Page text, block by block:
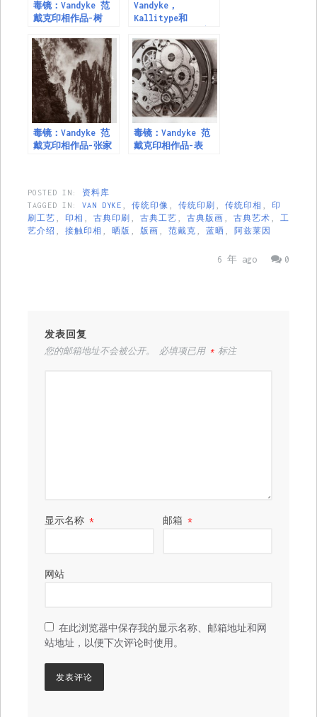
毒镜：Vandyke 范
戴克印相作品-树
Vandyke，
Kallitype和
概述
毒镜：Vandyke 范
戴克印相作品-张家
毒镜：Vandyke 范
戴克印相作品-表
POSTED IN: 资料库
TAGGED IN: VAN DYKE 传统印像 传统印刷 传统印相
印
刷工艺
印相 古典印刷 古典工艺 古典版画 古典艺术
工
艺介绍
接触印相 晒版 版画 范戴克 蓝晒 阿兹莱因
0
6 年 ago
发表回复
您的邮箱地址不会被公开。 必填项已用 *标注
显示名称 * 邮箱*
网站
在此浏览器中保存我的显示名称、邮箱地址和网
站地址，以便下次评论时使用。